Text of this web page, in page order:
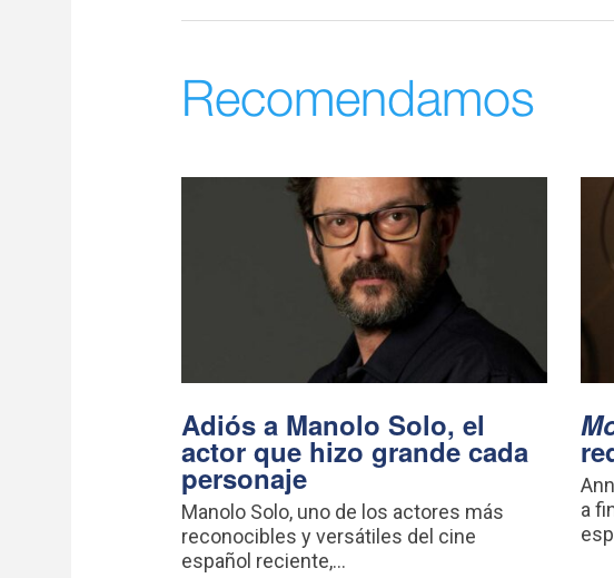
Recomendamos
Adiós a Manolo Solo, el
actor que hizo grande cada
personaje
Manolo Solo, uno de los actores más
reconocibles y versátiles del cine
español reciente,...
a